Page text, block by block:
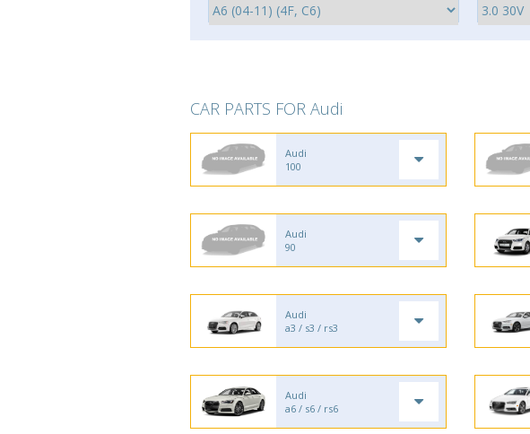
CAR PARTS FOR Audi
Audi
100
Audi
90
Audi
a3 / s3 / rs3
Audi
a6 / s6 / rs6